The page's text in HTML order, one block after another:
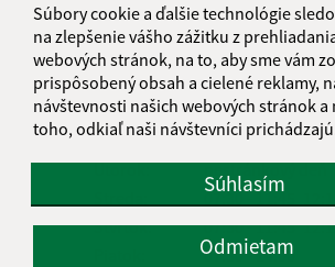
Súbory cookie a ďalšie technológie
na zlepšenie vášho zážitku z
webových stránok, na to, aby sme vám
prispôsobený obsah a cielené reklamy,
návštevnosti našich webových stránok
toho, odkiaľ naši návštevníci
Súhlasím
Odmietam
Úradné hodiny:
Deň
Čas doobeda
Pondelok:
07:30 - 11:45
Utorok:
nestránkový deň
07:30 - 11:45
Štvrtok:
07:30 - 11:45
07:30 - 14:00